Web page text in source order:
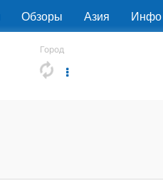
Обзоры Азия Инфо
Город